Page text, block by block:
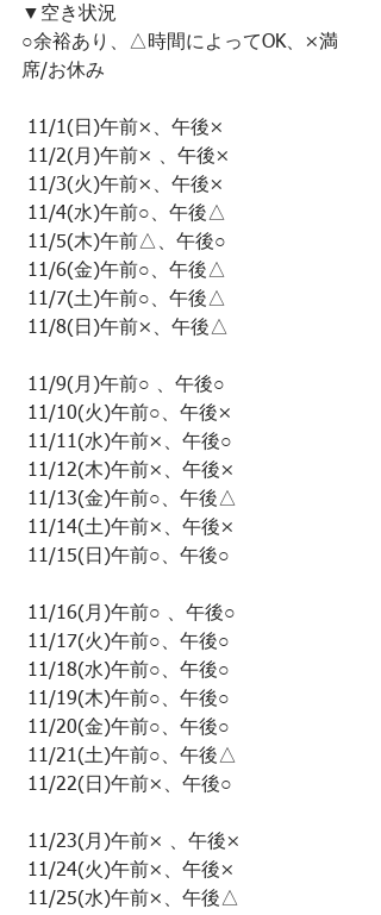
▼空き状況 ﻿
○余裕あり、△時間によってOK、×満
席/お休み﻿
11/1(日)午前×、午後×﻿
11/2(月)午前× 、午後×﻿
11/3(火)午前×、午後×﻿
11/4(水)午前○、午後△﻿
11/5(木)午前△、午後○﻿
11/6(金)午前○、午後△﻿
11/7(土)午前○、午後△﻿
11/8(日)午前×、午後△﻿
11/9(月)午前○ 、午後○﻿
11/10(火)午前○、午後×﻿
11/11(水)午前×、午後○﻿
11/12(木)午前×、午後×﻿
11/13(金)午前○、午後△﻿
11/14(土)午前×、午後×﻿
11/15(日)午前○、午後○﻿
11/16(月)午前○ 、午後○﻿
11/17(火)午前○、午後○﻿
11/18(水)午前○、午後○﻿
11/19(木)午前○、午後○﻿
11/20(金)午前○、午後○﻿
11/21(土)午前○、午後△﻿
11/22(日)午前×、午後○﻿
11/23(月)午前× 、午後×﻿
11/24(火)午前×、午後×﻿
11/25(水)午前×、午後△﻿